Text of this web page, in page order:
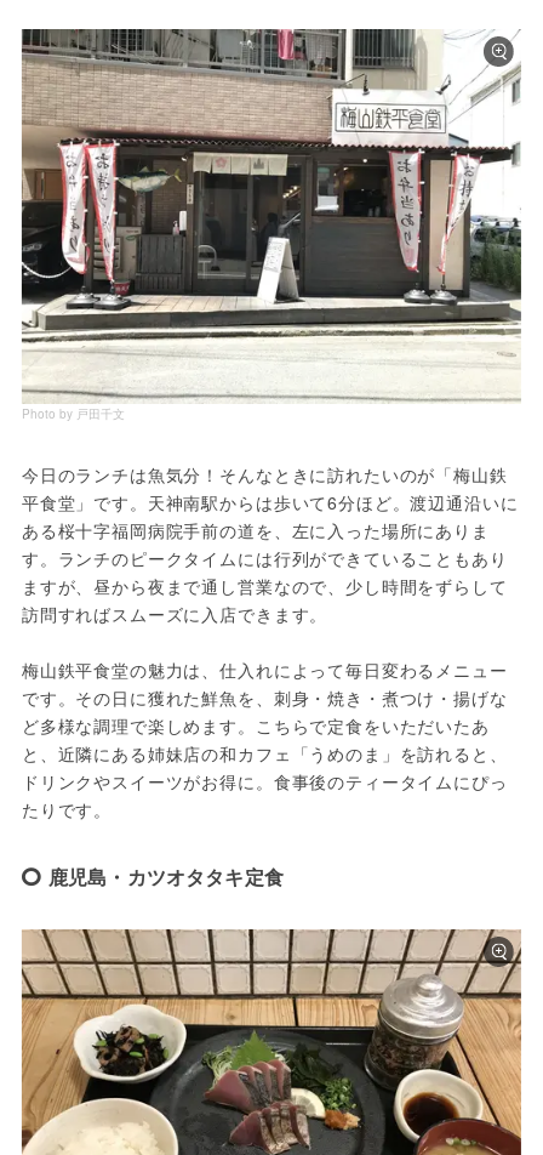
Photo by 戸田千文
今日のランチは魚気分！そんなときに訪れたいのが「梅山鉄
平食堂」です。天神南駅からは歩いて6分ほど。渡辺通沿いに
ある桜十字福岡病院手前の道を、左に入った場所にありま
す。ランチのピークタイムには行列ができていることもあり
ますが、昼から夜まで通し営業なので、少し時間をずらして
訪問すればスムーズに入店できます。
梅山鉄平食堂の魅力は、仕入れによって毎日変わるメニュー
です。その日に獲れた鮮魚を、刺身・焼き・煮つけ・揚げな
ど多様な調理で楽しめます。こちらで定食をいただいたあ
と、近隣にある姉妹店の和カフェ「うめのま」を訪れると、
ドリンクやスイーツがお得に。食事後のティータイムにぴっ
たりです。
鹿児島・カツオタタキ定食